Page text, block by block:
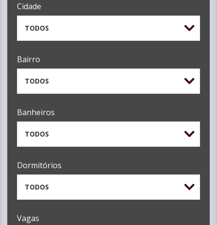
Cidade
TODOS
Bairro
TODOS
Banheiros
TODOS
Dormitórios
TODOS
Vagas